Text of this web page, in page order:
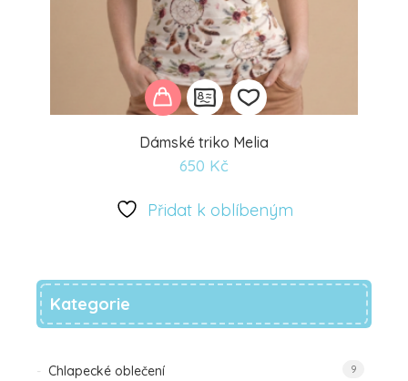
Dámské triko Melia
650 Kč
k
Přidat k oblíbeným
Kategorie
Chlapecké oblečení 9